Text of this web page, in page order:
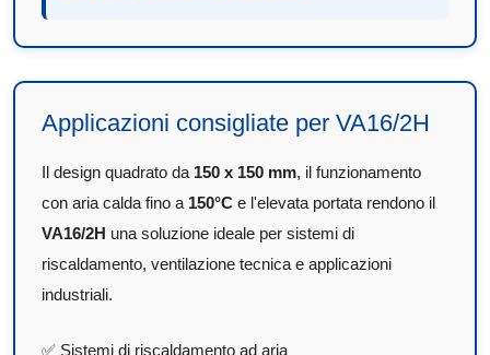
Applicazioni consigliate per VA16/2H
Il design quadrato da 150 x 150 mm, il funzionamento
con aria calda fino a 150°C e l'elevata portata rendono il
VA16/2H una soluzione ideale per sistemi di
riscaldamento, ventilazione tecnica e applicazioni
industriali.
✅ Sistemi di riscaldamento ad aria